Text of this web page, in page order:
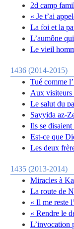
2d camp
« Je t’ai
La foi et la
L’aumône
Le vieil
1436 (2014-2015)
Tué comme
Aux visiteurs
Le salut du
Sayyida az-
Ils se
Est-ce que
Les deux
1435 (2013-2014)
Miracles à
La route de
« Il me reste
« Rendre le
L’invocation